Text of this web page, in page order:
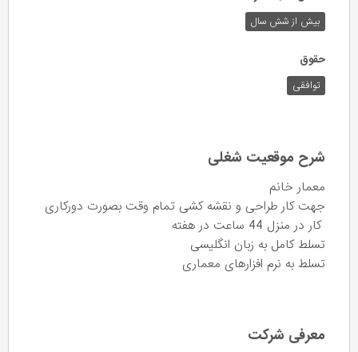
بیش از شش سال
حقوق
توافقی
شرح موقعیت شغلی
معمار خانم
جهت کار طراحی و نقشه کشی تمام وقت بصورت دورکاری
کار در منزل 44 ساعت در هفته
تسلط کامل به زبان انگلیسی
تسلط به نرم افزارهای معماری
معرفی شرکت